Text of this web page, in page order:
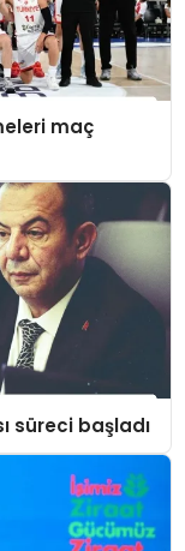
maç
süreci başladı